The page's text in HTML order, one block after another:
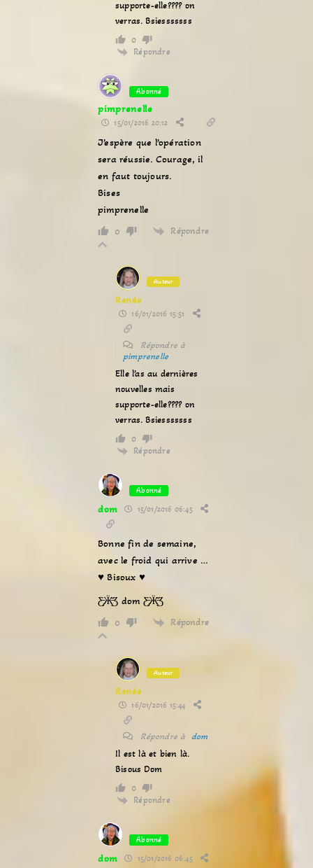
supporte-elle???? on
verras. Bsiesssssss
0
Répondre
Abonné
pimprenelle
15/01/2016 20:12
J’espère que l’opération
sera réussie. Courage, il
en faut toujours.
Bises
pimprenelle
0 Répondre
Auteur
Renée
16/01/2016 15:51
Répondre à
pimprenelle
Elle l’as au dernières
nouvelles mais
supporte-elle???? on
verras. Bsiesssssss
0
Répondre
Abonné
dom 15/01/2016 06:45
Bonne fin de semaine,
avec le froid qui arrive …
♥ Bisoux ♥
Ƹ̵̡Ӝ̵̨̄Ʒ dom Ƹ̵̡Ӝ̵̨̄Ʒ
0 Répondre
Auteur
Renée
16/01/2016 15:44
Répondre à dom
Il est là et bien là.
Bisous Dom
0
Répondre
Abonné
dom 15/01/2016 06:45